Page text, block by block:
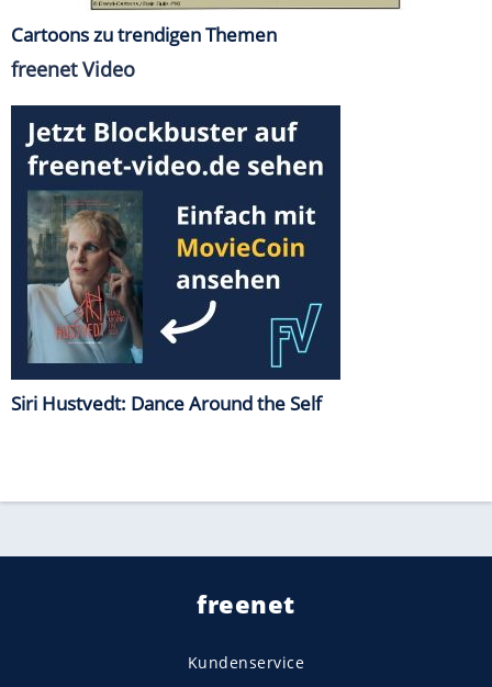
Cartoons zu trendigen Themen
freenet Video
Siri Hustvedt: Dance Around the Self
freenet
Kundenservice